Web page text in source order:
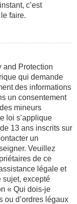
c’est
faire.
and Protection
qui demande
des informations
un consentement
mineurs
loi s’applique
13 ans inscrits sur
un
Veuillez
de ce
légale et
sujet, excepté
« Qui dois-je
ou d’ordres légaux